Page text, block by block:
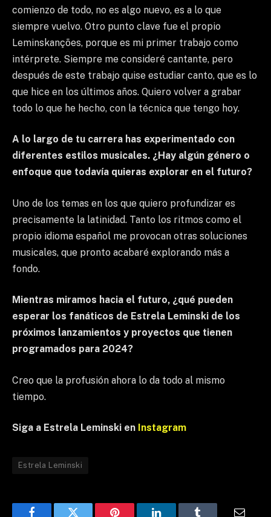
comienzo de todo, no es algo nuevo, es a lo que
siempre vuelvo. Otro punto clave fue el propio
Leminskanções, porque es mi primer trabajo como
intérprete. Siempre me consideré cantante, pero
después de este trabajo quise estudiar canto, que es lo
que hice en los últimos años. Quiero volver a grabar
todo lo que he hecho, con la técnica que tengo hoy.
A lo largo de tu carrera has experimentado con
diferentes estilos musicales. ¿Hay algún género o
enfoque que todavía quieras explorar en el futuro?
Uno de los temas en los que quiero profundizar es
precisamente la latinidad. Tanto los ritmos como el
propio idioma español me provocan otras soluciones
musicales, que pronto acabaré explorando más a
fondo.
Mientras miramos hacia el futuro, ¿qué pueden
esperar los fanáticos de Estrela Leminski de los
próximos lanzamientos y proyectos que tienen
programados para 2024?
Creo que la profusión ahora lo da todo al mismo
tiempo.
Siga a Estrela Leminski en Instagram
Estrela Leminski